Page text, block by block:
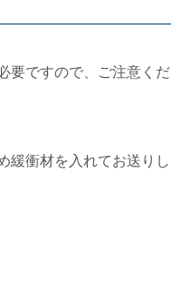
ですので、ご注意くだ
衝材を入れてお送りし